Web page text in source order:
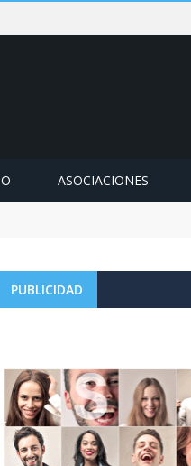
ASOCIACIONES
PUBLICIDAD